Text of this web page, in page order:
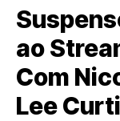
ao
Com
Lee